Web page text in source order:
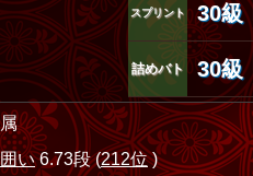
スプリント 30級
詰めバト 30級
い6.73段 (212位)